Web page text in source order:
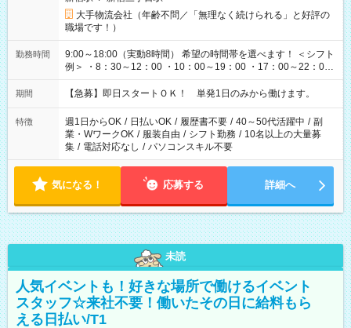
大手物流会社（年齢不問／「無理なく続けられる」と好評の
職場です！）
勤務時間
9:00～18:00（実動8時間） 希望の時間帯を選べます！ ＜シフト
例＞ ・8：30～12：00 ・10：00～19：00 ・17：00～22：00
・13：00～22：00 ・22：00～翌6：00 など
期間 【急募】即日スタートＯＫ！ 単発1日のみから働けます。
特徴 週1日からOK / 日払いOK / 履歴書不要 / 40～50代活躍中 / 副
業・WワークOK / 服装自由 / シフト勤務 / 10名以上の大量募
集 / 電話対応なし / パソコンスキル不要
気になる！ 応募する 詳細へ
未読
人気イベントも！好きな場所で働けるイベント
スタッフ☆来社不要！働いたその日に給料もら
える日払い/T1